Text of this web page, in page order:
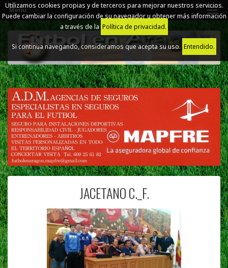
Utilizamos cookies propias y de terceros para mejorar nuestros servicios.
Puede cambiar la configuración de su navegador u obtener más información
a través de la Política de privacidad.
Si continua navegando, consideramos que acepta su uso.Entendido.
Menú
JACETANO C._F.